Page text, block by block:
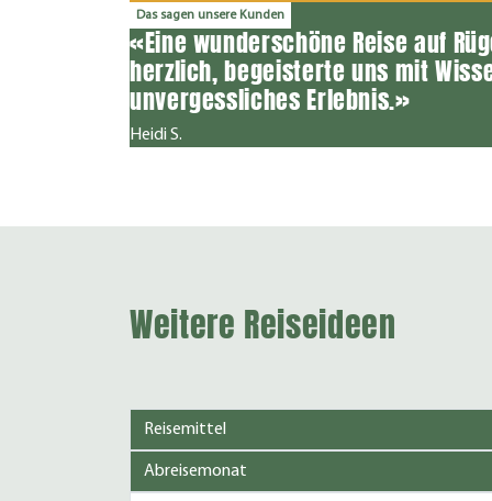
Das sagen unsere Kunden
«Eine wunderschöne Reise auf
herzlich, begeisterte uns mit
unvergessliches Erlebnis.»
Heidi S.
Weitere Reiseideen